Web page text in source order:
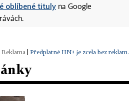
oblíbené tituly na Google
Předplatné HN+ je zcela bez reklam.